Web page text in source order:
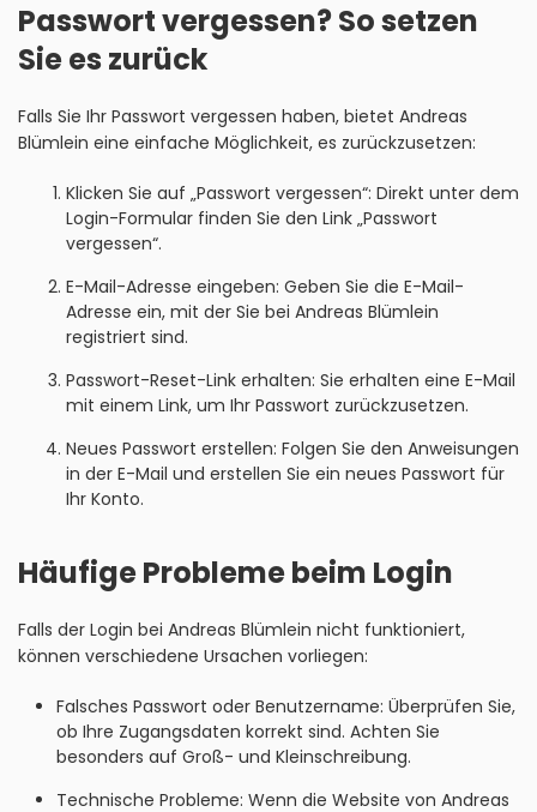
Passwort vergessen? So setzen
Sie es zurück
Falls Sie Ihr Passwort vergessen haben, bietet Andreas
Blümlein eine einfache Möglichkeit, es zurückzusetzen:
Klicken Sie auf „Passwort vergessen“: Direkt unter dem
Login-Formular finden Sie den Link „Passwort
vergessen“.
E-Mail-Adresse eingeben: Geben Sie die E-Mail-
Adresse ein, mit der Sie bei Andreas Blümlein
registriert sind.
Passwort-Reset-Link erhalten: Sie erhalten eine E-Mail
mit einem Link, um Ihr Passwort zurückzusetzen.
Neues Passwort erstellen: Folgen Sie den Anweisungen
in der E-Mail und erstellen Sie ein neues Passwort für
Ihr Konto.
Häufige Probleme beim Login
Falls der Login bei Andreas Blümlein nicht funktioniert,
können verschiedene Ursachen vorliegen:
Falsches Passwort oder Benutzername: Überprüfen Sie,
ob Ihre Zugangsdaten korrekt sind. Achten Sie
besonders auf Groß- und Kleinschreibung.
Technische Probleme: Wenn die Website von Andreas